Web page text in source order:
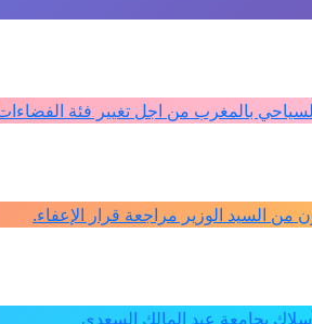
من السيد الوزير مراجعة قرار الإعفاء.
بجامعة عبد المالك السعدي